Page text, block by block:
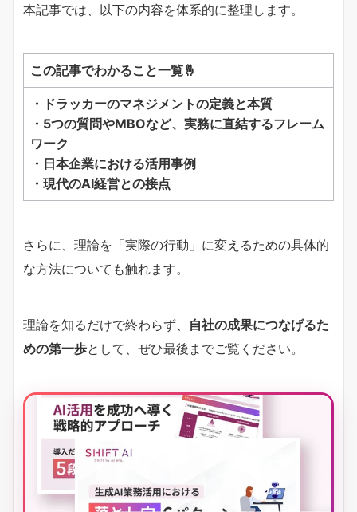
本記事では、以下の内容を体系的に整理します。
この記事でわかること一覧🤞
・ドラッカーのマネジメントの定義と本質
・5つの質問やMBOなど、実務に直結するフレーム
ワーク
・日本企業における活用事例
・現代のAI経営との接点
さらに、理論を「実際の行動」に変えるための具体的
な方法についても触れます。
理論を知るだけで終わらず、 自社の成果につなげるた
めの第一歩として、ぜひ最後までご覧ください。